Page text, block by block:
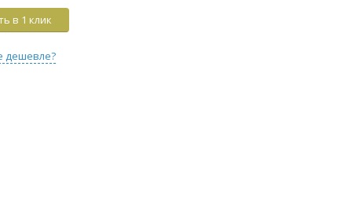
в 1 клик
дешевле?